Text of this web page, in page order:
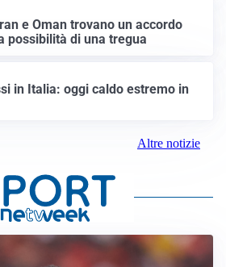
e Oman trovano un accordo
possibilità di una tregua
in Italia: oggi caldo estremo in
Altre notizie